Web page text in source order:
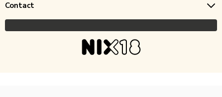
Contact